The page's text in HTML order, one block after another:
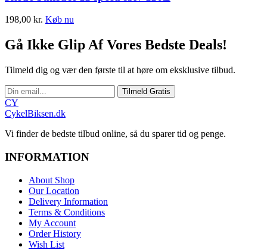
198,00 kr. Køb nu
Gå Ikke Glip Af Vores Bedste Deals!
Tilmeld dig og vær den første til at høre om eksklusive tilbud.
Tilmeld Gratis
CY
CykelBiksen.dk
Vi finder de bedste tilbud online, så du sparer tid og penge.
INFORMATION
About Shop
Our Location
Delivery Information
Terms & Conditions
My Account
Order History
Wish List